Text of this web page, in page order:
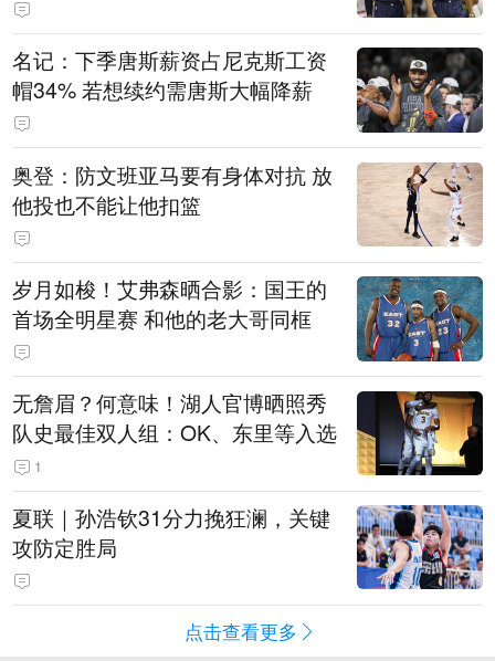
名记：下季唐斯薪资占尼克斯工资
帽34% 若想续约需唐斯大幅降薪
奥登：防文班亚马要有身体对抗 放
他投也不能让他扣篮
岁月如梭！艾弗森晒合影：国王的
首场全明星赛 和他的老大哥同框
无詹眉？何意味！湖人官博晒照秀
队史最佳双人组：OK、东里等入选
1
夏联｜孙浩钦31分力挽狂澜，关键
攻防定胜局
点击查看更多